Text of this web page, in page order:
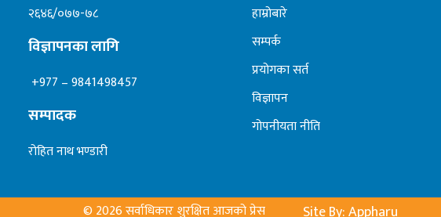
२६४६/०७७-७८
विज्ञापनका लागि
+977 – 9841498457
सम्पादक
रोहित नाथ भण्डारी
हाम्रोबारे
सम्पर्क
प्रयोगका सर्त
विज्ञापन
गोपनीयता नीति
© 2026 सर्वाधिकार शुरक्षित आजको प्रेस Site By: Appharu